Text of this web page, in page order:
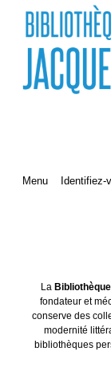
Menu Identifiez-
La
fondateur et
conserve des
modernité
bibliothèques